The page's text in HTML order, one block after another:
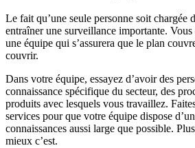
Le fait qu’une seule personne soit
entraîner une surveillance importante.
une équipe qui s’assurera que le plan
couvrir.
Dans votre équipe, essayez d’avoir des
connaissance spécifique du secteur, des
produits avec lesquels vous travaillez.
services pour que votre équipe dispose
connaissances aussi large que possible.
mieux c’est.